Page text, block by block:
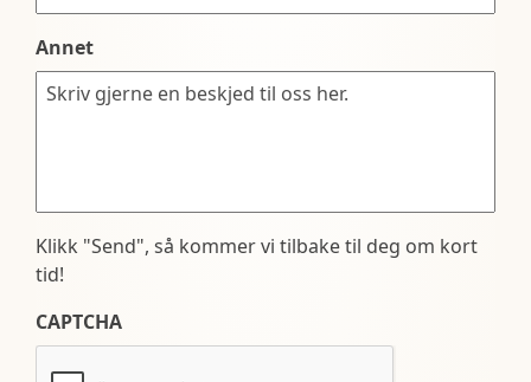
Annet
Klikk "Send", så kommer vi tilbake til deg om kort
tid!
CAPTCHA